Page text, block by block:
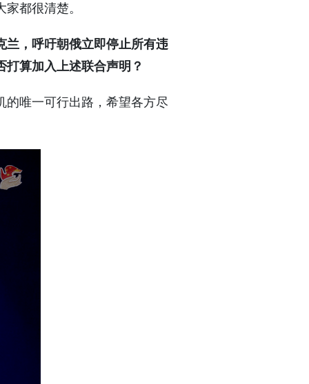
都很清楚。
兰，呼吁朝俄立即停止所有违
算加入上述联合声明？
的唯一可行出路，希望各方尽